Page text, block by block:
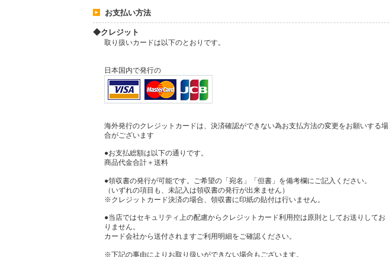
お支払い方法
◆クレジット
取り扱いカードは以下のとおりです。
日本国内で発行の
海外発行のクレジットカードは、決済確認ができない為お支払方法の変更をお願いする場
合がございます
●お支払総額は以下の通りです。
商品代金合計＋送料
●領収書の発行が可能です。ご希望の「宛名」「但書」を備考欄にご記入ください。
（いずれの項目も、未記入は領収書の発行が出来ません）
※クレジットカード決済の場合、領収書に印紙の貼付は行いません。
●当店ではセキュリティ上の配慮からクレジットカード利用控は原則としてお送りしてお
りません。
カード会社から送付されますご利用明細をご確認ください。
※下記の事由によりお取り扱いができない場合もございます。